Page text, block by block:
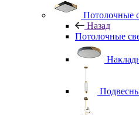
Потолочные
Назад
Потолочные